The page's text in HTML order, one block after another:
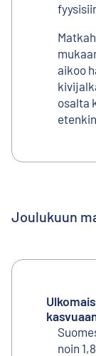
aikoo
osalta
Joulukuun
noin